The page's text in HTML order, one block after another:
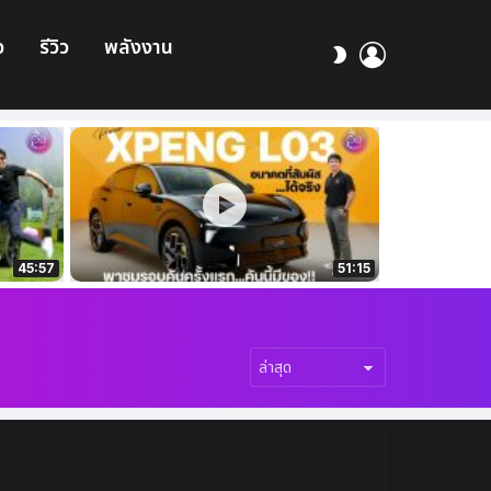
รีวิว พลังงาน
สลับ
45:57 51:15